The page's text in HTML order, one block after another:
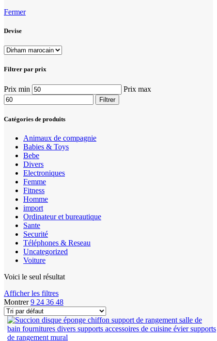
Fermer
Devise
Filtrer par prix
Prix min Prix max
Filtrer
Catégories de produits
Animaux de compagnie
Babies & Toys
Bebe
Divers
Electroniques
Femme
Fitness
Homme
import
Ordinateur et bureautique
Sante
Securité
Téléphones & Reseau
Uncategorized
Voiture
Voici le seul résultat
Afficher les filtres
Montrer9 24 36 48